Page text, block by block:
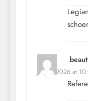
July 9, 2026 at